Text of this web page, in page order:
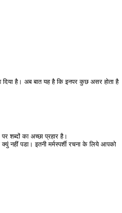
है। अब बात यह है कि इनपर कुछ असर होता है
शब्दों का अच्छा प्रहार है।
पडा। इतनी मर्मस्पर्शी रचना के लिये आपको